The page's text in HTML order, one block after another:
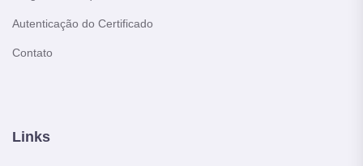
Autenticação do Certificado
Contato
Links